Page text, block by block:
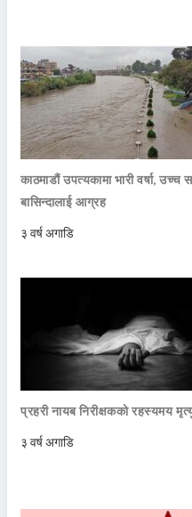
काठमाडौं उपत्यकामा भारी वर्षा,
बासिन्दालाई आग्रह
३ वर्ष अगाडि
प्रहरी नायब निरीक्षकको रहस्यमय
३ वर्ष अगाडि